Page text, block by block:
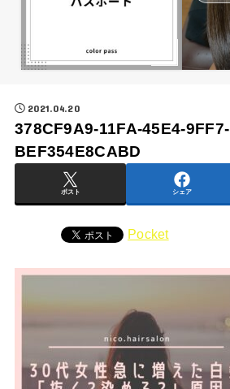
2021.04.20
378CF9A9-11FA-45E4-9FF7-
BEF354E8CABD
ポスト シェア
Pocket